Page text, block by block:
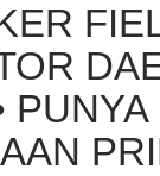
PUNYA